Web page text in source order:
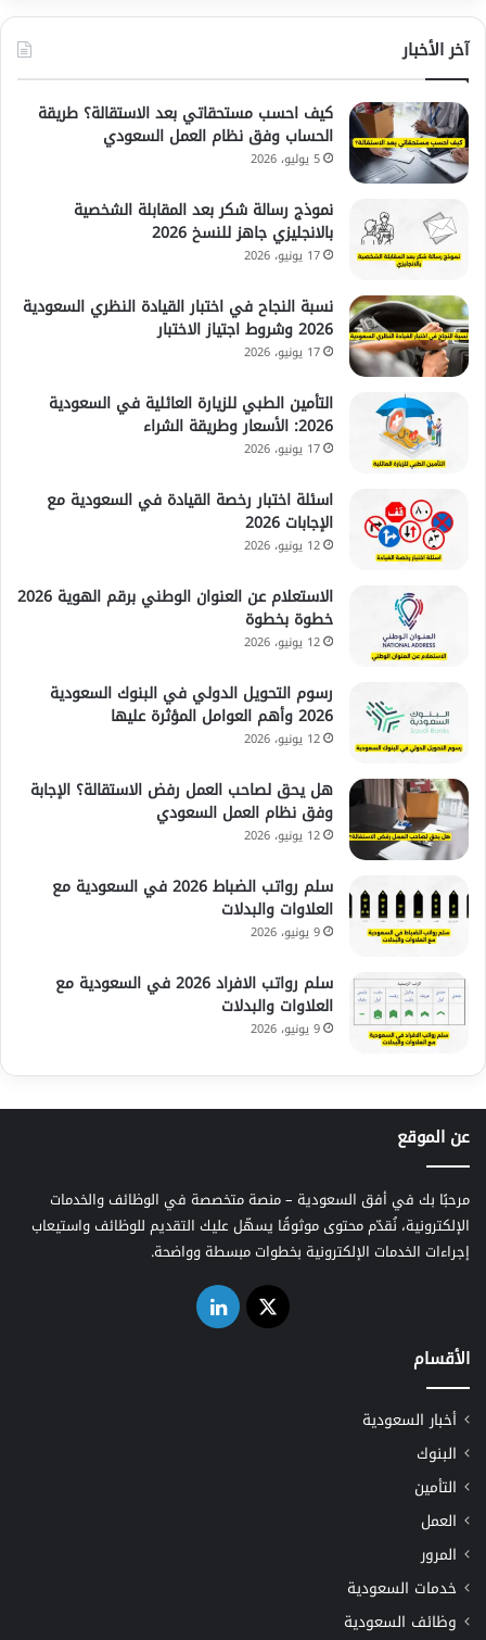
آخر الأخبار
كيف احسب مستحقاتي بعد الاستقالة؟ طريقة
الحساب وفق نظام العمل السعودي
5 يوليو، 2026
نموذج رسالة شكر بعد المقابلة الشخصية
بالانجليزي جاهز للنسخ 2026
17 يونيو، 2026
نسبة النجاح في اختبار القيادة النظري السعودية
2026 وشروط اجتياز الاختبار
17 يونيو، 2026
التأمين الطبي للزيارة العائلية في السعودية
2026: الأسعار وطريقة الشراء
17 يونيو، 2026
اسئلة اختبار رخصة القيادة في السعودية مع
الإجابات 2026
12 يونيو، 2026
الاستعلام عن العنوان الوطني برقم الهوية 2026
خطوة بخطوة
12 يونيو، 2026
رسوم التحويل الدولي في البنوك السعودية
2026 وأهم العوامل المؤثرة عليها
12 يونيو، 2026
هل يحق لصاحب العمل رفض الاستقالة؟ الإجابة
وفق نظام العمل السعودي
12 يونيو، 2026
سلم رواتب الضباط 2026 في السعودية مع
العلاوات والبدلات
9 يونيو، 2026
سلم رواتب الافراد 2026 في السعودية مع
العلاوات والبدلات
9 يونيو، 2026
عن الموقع
مرحبًا بك في أفق السعودية – منصة متخصصة في الوظائف والخدمات
الإلكترونية، نُقدّم محتوى موثوقًا يسهّل عليك التقديم للوظائف واستيعاب
إجراءات الخدمات الإلكترونية بخطوات مبسطة وواضحة.
‫X لينكدإن
الأقسام
أخبار السعودية
البنوك
التأمين
العمل
المرور
خدمات السعودية
وظائف السعودية